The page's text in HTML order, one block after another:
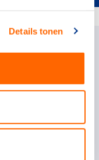
Details tonen